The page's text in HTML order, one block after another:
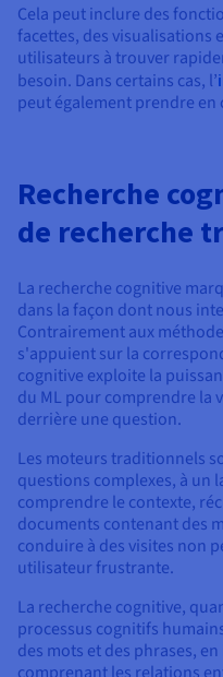
Cela peut inclure des
facettes, des visualisations
utilisateurs à trouver
besoin. Dans certains cas, l’
peut également prendre en
Recherche
de recherche
La recherche cognitive
dans la façon dont nous
Contrairement aux
s'appuient sur la
cognitive exploite la
du ML pour comprendre
derrière une question.
Les moteurs traditionnels
questions complexes, à un
comprendre le contexte,
documents contenant des
conduire à des visites non
utilisateur frustrante.
La recherche cognitive,
processus cognitifs
des mots et des phrases,